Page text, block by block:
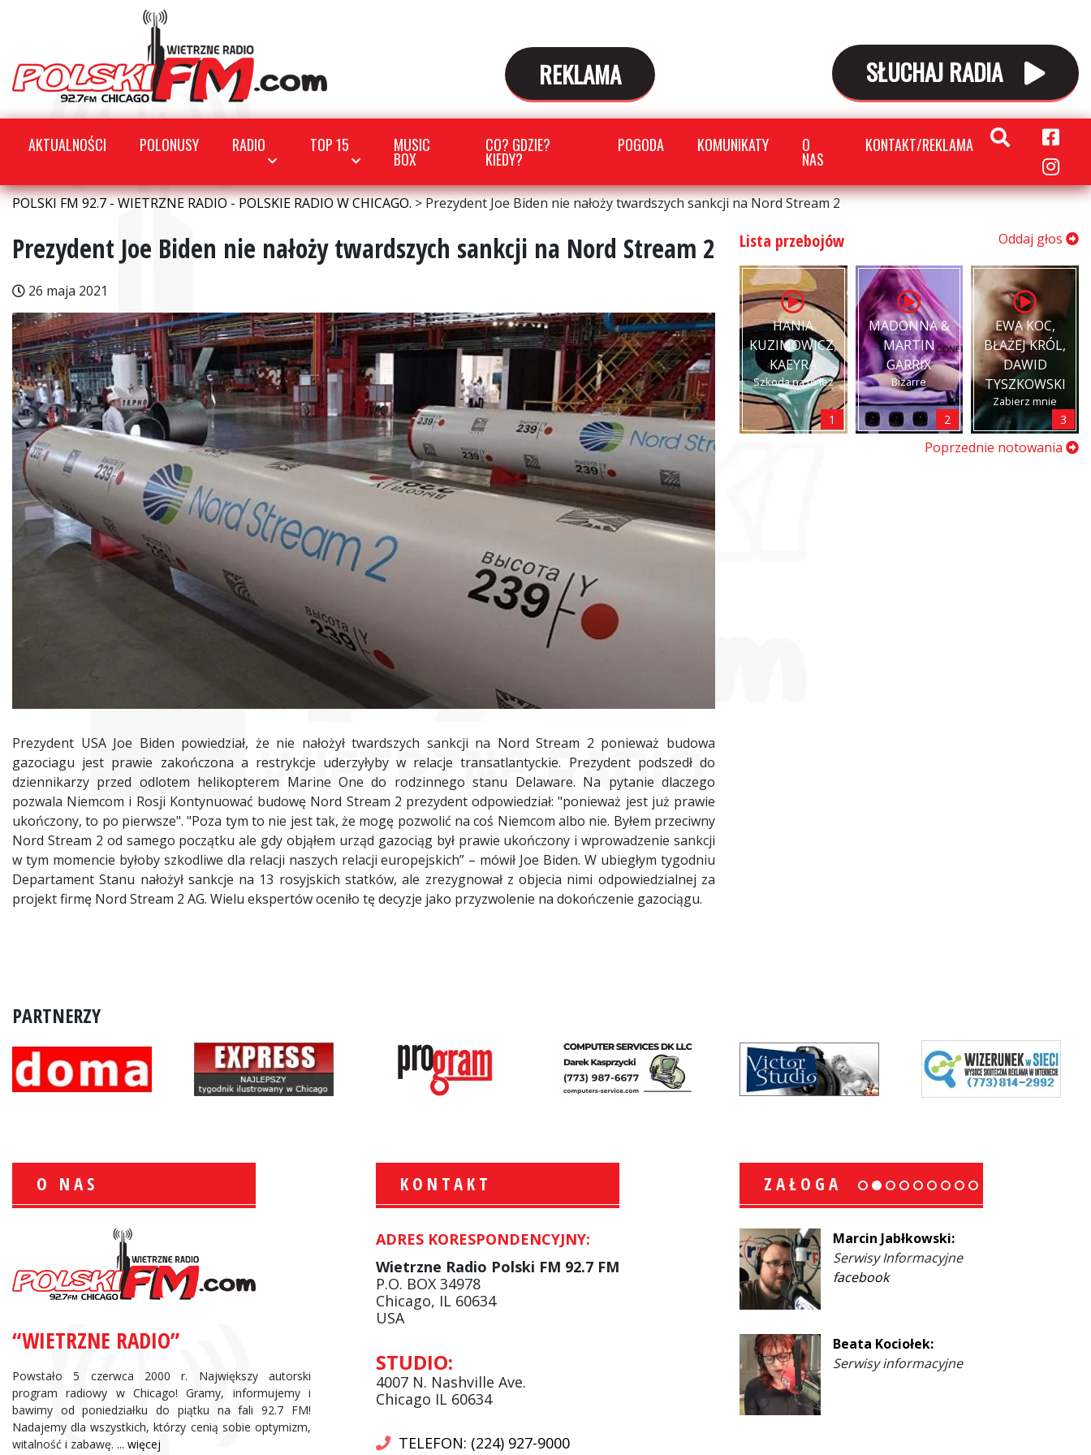
REKLAMA SŁUCHAJ RADIA
AKTUALNOŚCI POLONUSY RADIO TOP 15 MUSIC
BOX
CO? GDZIE?
KIEDY?
POGODA KOMUNIKATY O
NAS
KONTAKT/REKLAMA
POLSKI FM 92.7 - WIETRZNE RADIO - POLSKIE RADIO W CHICAGO.>Prezydent Joe Biden nie nałoży twardszych sankcji na Nord Stream 2
Prezydent Joe Biden nie nałoży twardszych sankcji na Nord Stream 2
26 maja 2021
Prezydent USA Joe Biden powiedział, że nie nałożył twardszych sankcji na Nord Stream 2 ponieważ budowa
gazociagu jest prawie zakończona a restrykcje uderzyłyby w relacje transatlantyckie. Prezydent podszedł do
dziennikarzy przed odlotem helikopterem Marine One do rodzinnego stanu Delaware. Na pytanie dlaczego
pozwala Niemcom i Rosji Kontynuować budowę Nord Stream 2 prezydent odpowiedział: "ponieważ jest już prawie
ukończony, to po pierwsze". "Poza tym to nie jest tak, że mogę pozwolić na coś Niemcom albo nie. Byłem przeciwny
Nord Stream 2 od samego początku ale gdy objąłem urząd gazociąg był prawie ukończony i wprowadzenie sankcji
w tym momencie byłoby szkodliwe dla relacji naszych relacji europejskich” – mówił Joe Biden. W ubiegłym tygodniu
Departament Stanu nałożył sankcje na 13 rosyjskich statków, ale zrezygnował z objecia nimi odpowiedzialnej za
projekt firmę Nord Stream 2 AG. Wielu ekspertów oceniło tę decyzje jako przyzwolenie na dokończenie gazociągu.
Lista przebojów Oddaj głos
HANIA
KUZIMOWICZ,
KAEYRA
Szkoda na to łez
1
MADONNA &
MARTIN
GARRIX
Bizarre
2
EWA KOC,
BŁAŻEJ KRÓL,
DAWID
TYSZKOWSKI
Zabierz mnie
3
Poprzednie notowania
PARTNERZY
O NAS
“WIETRZNE RADIO”
Powstało 5 czerwca 2000 r. Największy autorski
program radiowy w Chicago! Gramy, informujemy i
bawimy od poniedziałku do piątku na fali 92.7 FM!
Nadajemy dla wszystkich, którzy cenią sobie optymizm,
witalność i zabawę. ... więcej
KONTAKT
ADRES KORESPONDENCYJNY:
Wietrzne Radio Polski FM 92.7 FM
P.O. BOX 34978
Chicago, IL 60634
USA
STUDIO:
4007 N. Nashville Ave.
Chicago IL 60634
TELEFON: (224) 927-9000
ZAŁOGA
Informacje Giełdowe
Krzysztof Wawer:
Komentator
facebook
Marcin Jabłkowski:
Serwisy Informacyjne
facebook
Beata Kociołek:
Serwisy informacyjne